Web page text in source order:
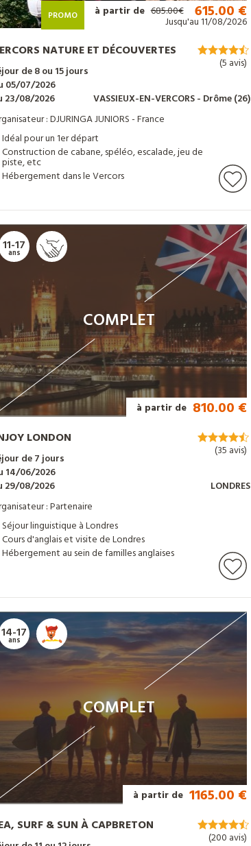
PROMO à partir de 685.00€ 615.00 €
Jusqu'au 11/08/2026
NATURE ET DÉCOUVERTES
de 8 ou 15 jours
05/07/2026
23/08/2026
VASSIEUX-EN-VERCORS- Drôme(26)
: DJURINGA JUNIORS - France
Idéal pour un 1er départ
Construction de cabane, spéléo, escalade, jeu de
piste, etc
Hébergement dans le Vercors
(5 avis)
COMPLET
11-17
ans
à partir de 810.00 €
LONDON
de 7 jours
14/06/2026
29/08/2026
LONDRES
: Partenaire
Séjour linguistique à Londres
Cours d'anglais et visite de Londres
Hébergement au sein de familles anglaises
(35 avis)
COMPLET
14-17
ans
à partir de 1165.00 €
SURF & SUN À CAPBRETON
(200 avis)